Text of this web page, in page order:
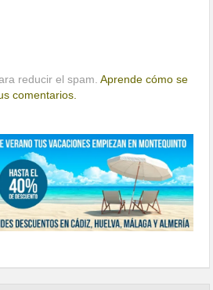
reducir el spam.Aprende cómo se
comentarios.